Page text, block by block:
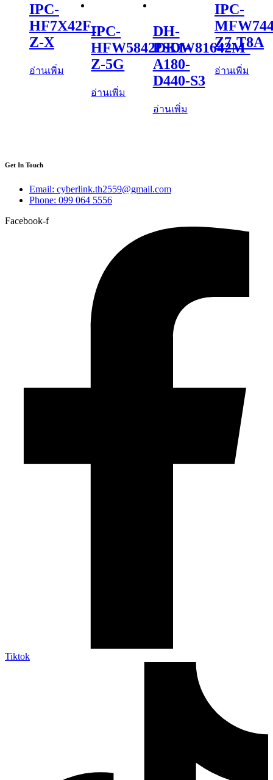
IPC-
HF7X42F-
Z-X
อ่านเพิ่ม
IPC-
HFW5842DK1-
Z-5G
อ่านเพิ่ม
DH-
PSDW81642M-
A180-
D440-S3
อ่านเพิ่ม
IPC-
Z7-T8A
อ่านเพิ่ม
Get In Touch
Email: cyberlink.th2559@gmail.com
Phone: 099 064 5556
Facebook-f
Tiktok